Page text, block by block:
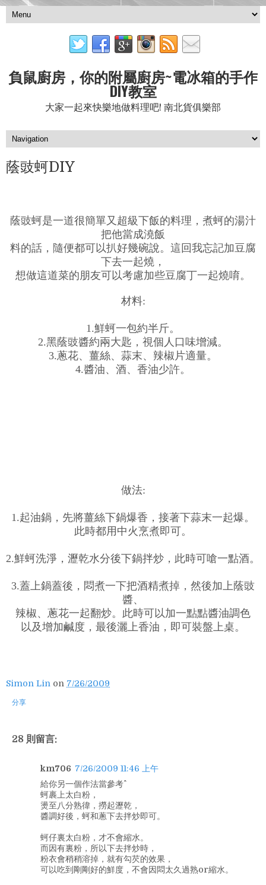
負鼠廚房，你的附屬廚房~電冰箱的手作
DIY教室
大家一起來快樂地做料理吧! 南北貨俱樂部
蔭豉蚵DIY
蔭豉蚵是一道很簡單又超級下飯的料理，煮蚵的湯汁
把他當成澆飯
料的話，隨便都可以扒好幾碗說。這回我忘記加豆腐
下去一起燒，
想做這道菜的朋友可以考慮加些豆腐丁一起燒唷。
材料:
1.鮮蚵一包約半斤。
2.黑蔭豉醬約兩大匙，視個人口味增減。
3.蔥花、薑絲、蒜末、辣椒片適量。
4.醬油、酒、香油少許。
做法:
1.起油鍋，先將薑絲下鍋爆香，接著下蒜末一起爆。
此時都用中火烹煮即可。
2.鮮蚵洗淨，瀝乾水分後下鍋拌炒，此時可嗆一點酒。
3.蓋上鍋蓋後，悶煮一下把酒精煮掉，然後加上蔭豉
醬、
辣椒、蔥花一起翻炒。此時可以加一點點醬油調色
以及增加鹹度，最後灑上香油，即可裝盤上桌。
Simon Lin on 7/26/2009
分享
28 則留言:
km706 7/26/2009 11:46 上午
給你另一個作法當參考^^
蚵裹上太白粉，
燙至八分熟徫，撈起瀝乾，
醬調好後，蚵和蔥下去拌炒即可。
蚵仔裏太白粉，才不會縮水。
而因有裏粉，所以下去拌炒時，
粉衣會稍稍溶掉，就有勾芡的效果，
可以吃到剛剛好的鮮度，不會因悶太久過熟or縮水。